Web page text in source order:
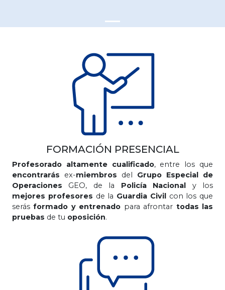
FORMACIÓN PRESENCIAL
Profesorado altamente cualificado, entre los que
encontrarás ex-miembros del Grupo Especial de
Operaciones GEO, de la Policía Nacional y los
mejores profesores de la Guardia Civilcon los que
serásformado y entrenado para afrontar todas las
pruebas de tu oposición.